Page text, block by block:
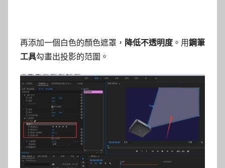
再添加一個白色的顏色遮罩， 降低不透明度 。用鋼筆
工具勾畫出投影的范圍。